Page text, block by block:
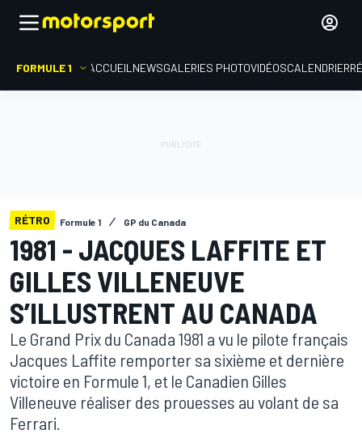
FORMULE 1 ACCUEIL NEWSGALERIES PHOTOVIDÉOSCALENDRIER
RÉTRO Formule 1 GP du Canada
1981 - JACQUES LAFFITE ET
GILLES VILLENEUVE
S’ILLUSTRENT AU CANADA
Le Grand Prix du Canada 1981 a vu le pilote français
Jacques Laffite remporter sa sixième et dernière
victoire en Formule 1, et le Canadien Gilles
Villeneuve réaliser des prouesses au volant de sa
Ferrari.